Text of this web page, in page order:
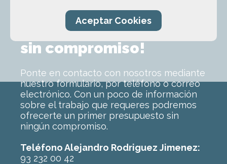
¡Solicita presupuesto
sin compromiso!
Ponte en contacto con nosotros mediante
nuestro formulario, por teléfono o correo
electrónico. Con un poco de información
sobre el trabajo que requeres podremos
ofrecerte un primer presupuesto sin
ningún compromiso.
Teléfono Alejandro Rodriguez Jimenez:
93 232 00 42
Aceptar Cookies